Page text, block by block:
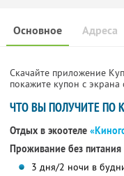
Основное Адреса
Скачайте приложение
покажите купон с
ЧТО ВЫ ПОЛУЧИТЕ ПО
Отдых в экоотеле
Проживание без питания
3 дня/2 ночи в